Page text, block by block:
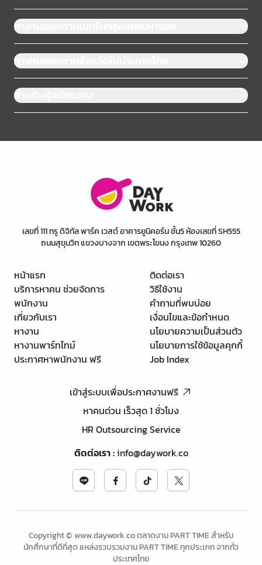
หางานแยกตามเขตในกรุงเทพมหานคร
หางานแยกตามจังหวัดในประเทศไทย
สำหรับผู้สมัครงาน
เลขที่ 111 ทรู ดิจิทัล พาร์ค เวสต์ อาคารยูนิคอร์น ชั้น5 ห้องเลขที่ SH555
ถนนสุขุมวิท แขวงบางจาก เขตพระโขนง กรุงเทพ 10260
หน้าแรก
บริการหาคน ช่วยจัดการ
พนักงาน
เกี่ยวกับเรา
หางาน
หางานพาร์ทไทม์
ประกาศหาพนักงาน ฟรี
ติดต่อเรา
วิธีใช้งาน
คำถามที่พบบ่อย
เงื่อนไขและข้อกำหนด
นโยบายความเป็นส่วนตัว
นโยบายการใช้ข้อมูลคุกกี้
Job Index
เข้าสู่ระบบเพื่อประกาศงานฟรี
หาคนด่วน เร็วสุด 1 ชั่วโมง
HR Outsourcing Service
ติดต่อเรา:info@daywork.co
Copyright © www.daywork.co ตลาดงาน PART TIME สำหรับ
นักศึกษาที่ดีที่สุด แหล่งรวบรวมงาน PART TIME ทุกประเภท จากทั่ว
ประเทศไทย